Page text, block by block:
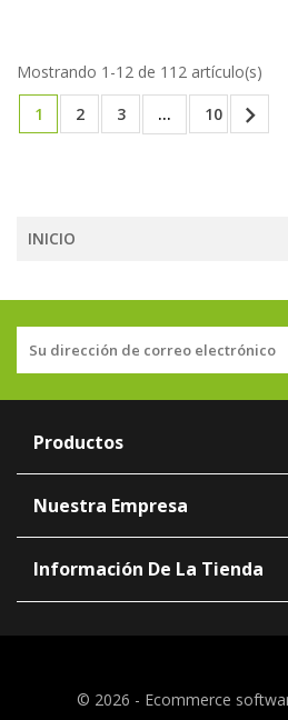
Mostrando 1-12 de 112 artículo(s)
1
2 3 … 10 
INICIO
Productos
Nuestra Empresa
Información De La Tienda
© 2026 - Ecommerce